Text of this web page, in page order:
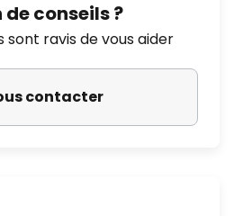
de conseils ?
sont ravis de vous aider
contacter